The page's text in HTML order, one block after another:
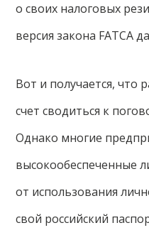
о своих налоговых
версия закона FATCA
Вот и получается, что
счет сводиться к
Однако многие
высокообеспеченные
от использования
свой российский